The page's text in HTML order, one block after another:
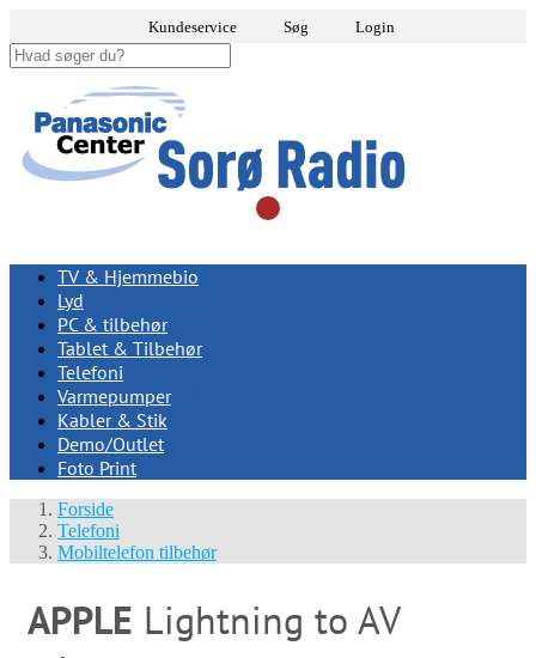
Kundeservice Søg Login
TV & Hjemmebio
Lyd
PC & tilbehør
Tablet & Tilbehør
Telefoni
Varmepumper
Kabler & Stik
Demo/Outlet
Foto Print
Forside
Telefoni
Mobiltelefon tilbehør
APPLE Lightning to AV